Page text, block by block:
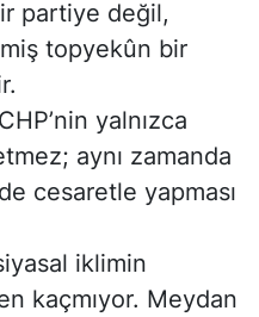
partiye değil,
topyekûn bir
yalnızca
aynı zamanda
cesaretle yapması
iklimin
kaçmıyor. Meydan